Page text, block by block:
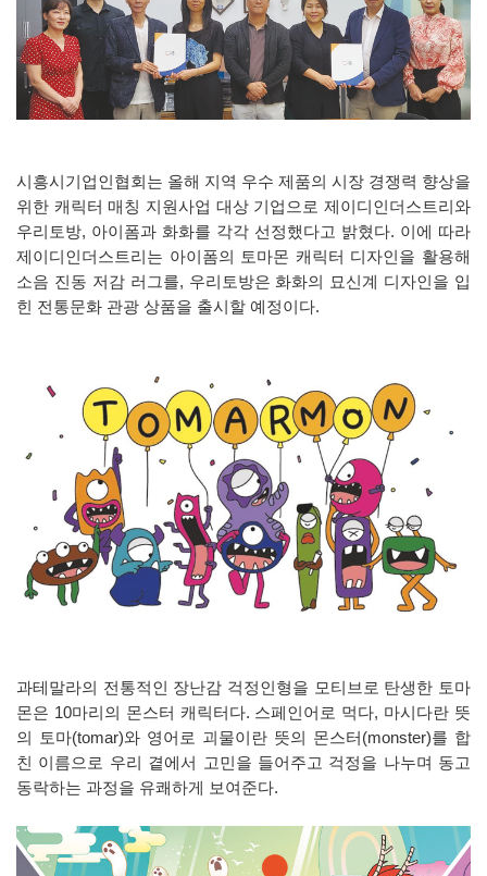
시흥시기업인협회는 올해 지역 우수 제품의 시장 경쟁력 향상을
위한 캐릭터 매칭 지원사업 대상 기업으로 제이디인더스트리와
우리토방, 아이폼과 화화를 각각 선정했다고 밝혔다. 이에 따라
제이디인더스트리는 아이폼의 토마몬 캐릭터 디자인을 활용해
소음 진동 저감 러그를, 우리토방은 화화의 묘신계 디자인을 입
힌 전통문화 관광 상품을 출시할 예정이다.
과테말라의 전통적인 장난감 걱정인형을 모티브로 탄생한 토마
몬은 10마리의 몬스터 캐릭터다. 스페인어로 먹다, 마시다란 뜻
의 토마(tomar)와 영어로 괴물이란 뜻의 몬스터(monster)를 합
친 이름으로 우리 곁에서 고민을 들어주고 걱정을 나누며 동고
동락하는 과정을 유쾌하게 보여준다.